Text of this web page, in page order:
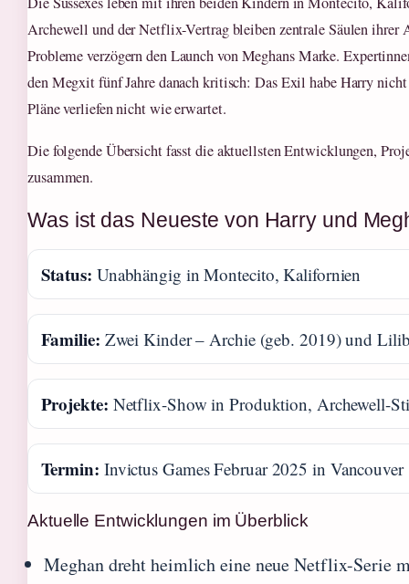
Archewell und der Netflix-Vertrag bleiben zentrale Säulen ihrer
Probleme verzögern den Launch von Meghans Marke.
den Megxit fünf Jahre danach kritisch: Das Exil habe Harry
Pläne verliefen nicht wie erwartet.
Die folgende Übersicht fasst die aktuellsten Entwicklungen,
zusammen.
Was ist das Neueste von Harry und
Status: Unabhängig in Montecito, Kalifornien
Familie: Zwei Kinder – Archie (geb. 2019) und
Projekte: Netflix-Show in Produktion, Archewell-
Termin: Invictus Games Februar 2025 in Vancouver
Aktuelle Entwicklungen im Überblick
Meghan dreht heimlich eine neue Netflix-Serie